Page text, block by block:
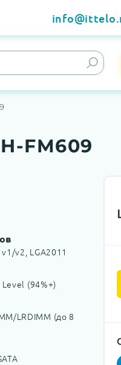
FM609
v2, LGA2011
(94%+)
LRDIMM (до 8